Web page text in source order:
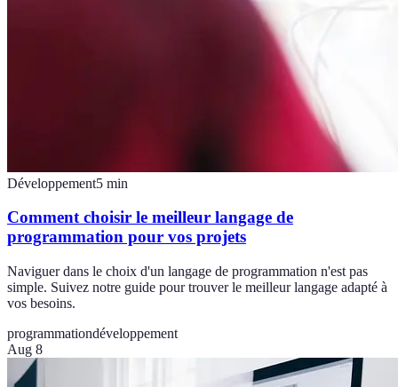
Développement5 min
Comment choisir le meilleur langage de
programmation pour vos projets
Naviguer dans le choix d'un langage de programmation n'est pas
simple. Suivez notre guide pour trouver le meilleur langage adapté à
vos besoins.
programmationdéveloppement
Aug 8